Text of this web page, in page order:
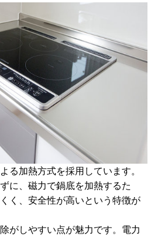
る加熱方式を採用しています。
に、磁力で鍋底を加熱するた
く、安全性が高いという特徴が
がしやすい点が魅力です。電力